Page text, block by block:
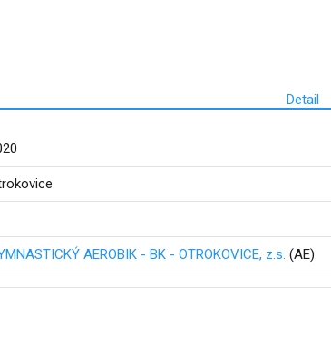
Detail
AEROBIK - BK - OTROKOVICE, z.s. (AE)